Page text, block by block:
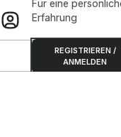
Für eine
Erfahrung
REGISTRIEREN /
ANMELDEN